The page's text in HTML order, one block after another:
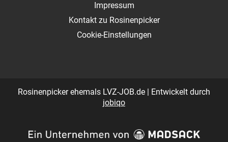
Impressum
Kontakt zu Rosinenpicker
Cookie-Einstellungen
Rosinenpicker ehemals LVZ-JOB.de | Entwickelt durch
jobiqo